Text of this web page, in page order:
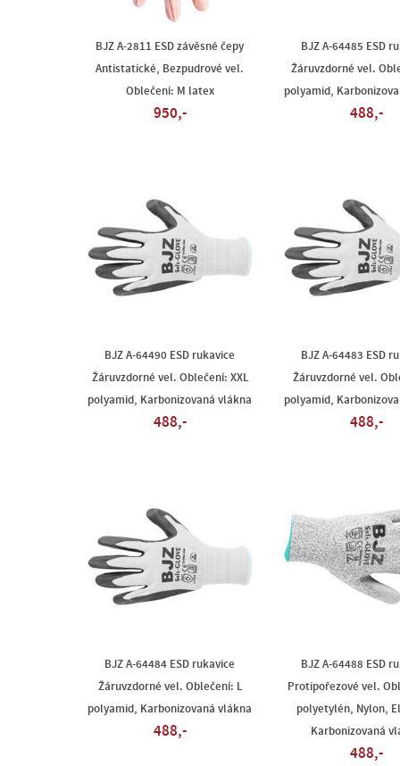
BJZ A-2811 ESD závěsné čepy
Antistatické, Bezpudrové vel.
Oblečení: M latex
950,-
BJZ A-64485 ESD
Žáruvzdorné vel.
polyamid,
488,-
BJZ A-64490 ESD rukavice
Žáruvzdorné vel. Oblečení: XXL
polyamid, Karbonizovaná vlákna
488,-
BJZ A-64483 ESD
Žáruvzdorné vel.
polyamid,
488,-
BJZ A-64484 ESD rukavice
Žáruvzdorné vel. Oblečení: L
polyamid, Karbonizovaná vlákna
488,-
BJZ A-64488 ESD
Protipořezové vel.
polyetylén, Nylon,
Karbonizovaná
488,-